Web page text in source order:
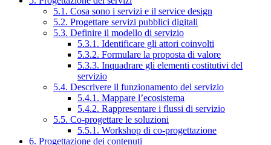
5.1. Cosa sono i servizi e il service design
5.2. Progettare servizi pubblici digitali
5.3. Definire il modello di servizio
5.3.1. Identificare gli attori coinvolti
5.3.2. Formulare la proposta di valore
5.3.3. Inquadrare gli elementi costitutivi del
servizio
5.4. Descrivere il funzionamento del servizio
5.4.1. Mappare l’ecosistema
5.4.2. Rappresentare i flussi di servizio
5.5. Co-progettare le soluzioni
5.5.1. Workshop di co-progettazione
6. Progettazione dei contenuti